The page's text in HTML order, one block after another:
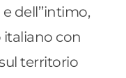
dell’’intimo,
italiano con
territorio